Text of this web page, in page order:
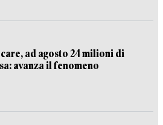
ad agosto 24 milioni di
avanza il fenomeno